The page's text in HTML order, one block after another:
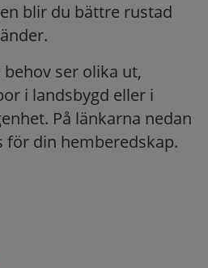
blir du bättre rustad
ser olika ut,
i landsbygd eller i
På länkarna nedan
din hemberedskap.